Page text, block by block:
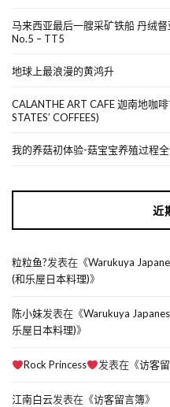
马来西亚最后一艘采矿铁船 丹绒
No.5 – TT5
地球上最浪漫的黄鸿升
CALANTHE ART CAFE 迦南地咖
STATES’ COFFEES)
我的养菇初体验-菇宝宝养殖过程全
近
粒粒鱼?发表在《Warukuya
(和乐屋日本料理)》
陈小妹发表在《Warukuya
乐屋日本料理)》
Rock Princess 发表在《访客
江南白云发表在《访客留言簿》